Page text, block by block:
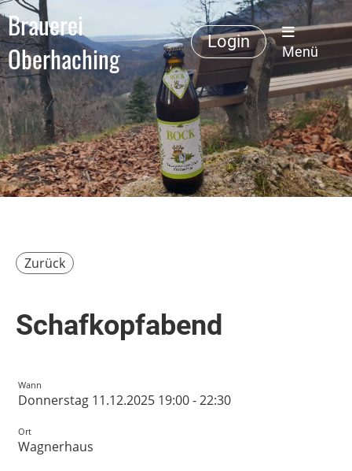
Brauerei
Oberhaching
Login
Menü
Zurück
Schafkopfabend
Wann
Donnerstag 11.12.2025 19:00 - 22:30
Ort
Wagnerhaus